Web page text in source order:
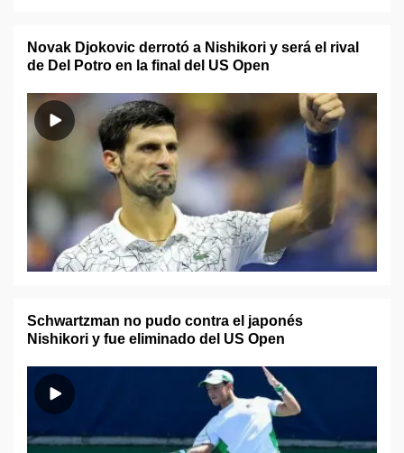
Novak Djokovic derrotó a Nishikori y será el rival
de Del Potro en la final del US Open
Schwartzman no pudo contra el japonés
Nishikori y fue eliminado del US Open